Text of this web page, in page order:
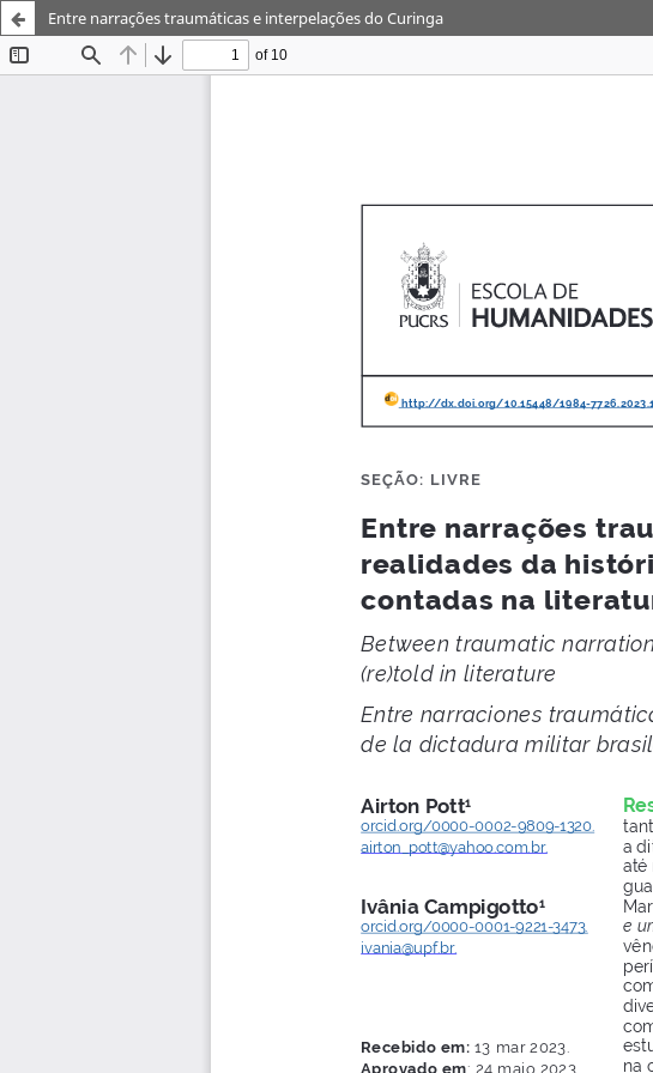
Entre narrações traumáticas e interpelações do Curinga